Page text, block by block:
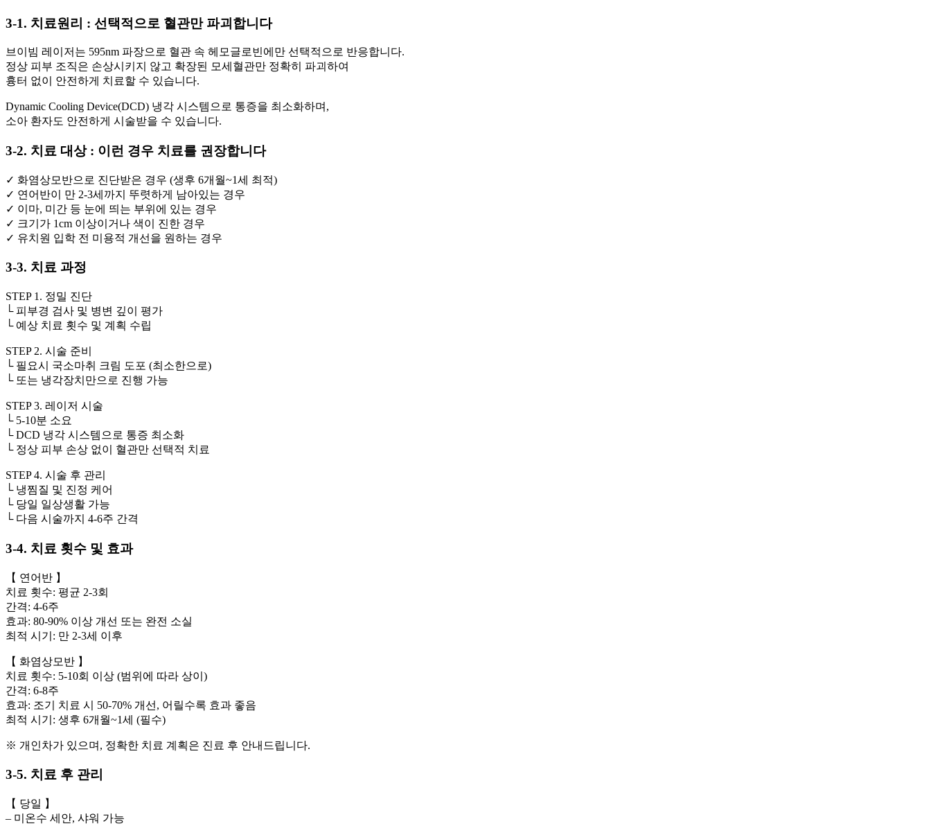
3-1. 치료원리 : 선택적으로 혈관만 파괴합니다
브이빔 레이저는 595nm 파장으로 혈관 속 헤모글로빈에만 선택적으로 반응합니다.
정상 피부 조직은 손상시키지 않고 확장된 모세혈관만 정확히 파괴하여
흉터 없이 안전하게 치료할 수 있습니다.
Dynamic Cooling Device(DCD) 냉각 시스템으로 통증을 최소화하며,
소아 환자도 안전하게 시술받을 수 있습니다.
3-2. 치료 대상 : 이런 경우 치료를 권장합니다
✓ 화염상모반으로 진단받은 경우 (생후 6개월~1세 최적)
✓ 연어반이 만 2-3세까지 뚜렷하게 남아있는 경우
✓ 이마, 미간 등 눈에 띄는 부위에 있는 경우
✓ 크기가 1cm 이상이거나 색이 진한 경우
✓ 유치원 입학 전 미용적 개선을 원하는 경우
3-3. 치료 과정
STEP 1. 정밀 진단
└ 피부경 검사 및 병변 깊이 평가
└ 예상 치료 횟수 및 계획 수립
STEP 2. 시술 준비
└ 필요시 국소마취 크림 도포 (최소한으로)
└ 또는 냉각장치만으로 진행 가능
STEP 3. 레이저 시술
└ 5-10분 소요
└ DCD 냉각 시스템으로 통증 최소화
└ 정상 피부 손상 없이 혈관만 선택적 치료
STEP 4. 시술 후 관리
└ 냉찜질 및 진정 케어
└ 당일 일상생활 가능
└ 다음 시술까지 4-6주 간격
3-4. 치료 횟수 및 효과
【 연어반 】
치료 횟수: 평균 2-3회
간격: 4-6주
효과: 80-90% 이상 개선 또는 완전 소실
최적 시기: 만 2-3세 이후
【 화염상모반 】
치료 횟수: 5-10회 이상 (범위에 따라 상이)
간격: 6-8주
효과: 조기 치료 시 50-70% 개선, 어릴수록 효과 좋음
최적 시기: 생후 6개월~1세 (필수)
※ 개인차가 있으며, 정확한 치료 계획은 진료 후 안내드립니다.
3-5. 치료 후 관리
【 당일 】
– 미온수 세안, 샤워 가능